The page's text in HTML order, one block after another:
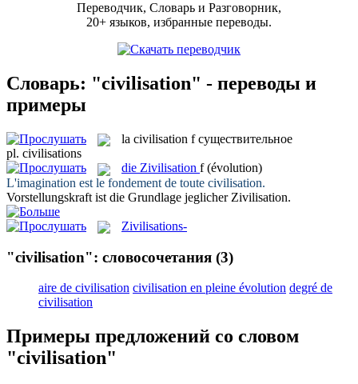
Переводчик, Словарь и Разговорник,
20+ языков, избранные переводы.
Словарь: "civilisation" - переводы и
примеры
la civilisation f существительное
pl. civilisations
die Zivilisation f (évolution)
L'imagination est le fondement de toute civilisation.
Vorstellungskraft ist die Grundlage jeglicher Zivilisation.
Zivilisations-
"civilisation": словосочетания (3)
aire de civilisation civilisation en pleine évolution degré de
civilisation
Примеры предложений со словом
"civilisation"